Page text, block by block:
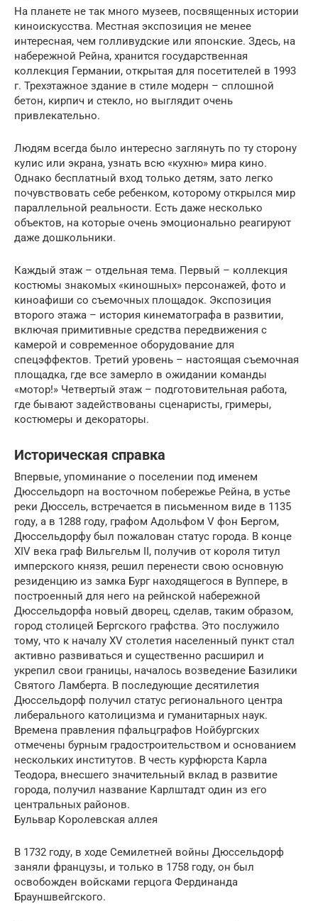
На планете не так много музеев, посвященных истории
киноискусства. Местная экспозиция не менее
интересная, чем голливудские или японские. Здесь, на
набережной Рейна, хранится государственная
коллекция Германии, открытая для посетителей в 1993
г. Трехэтажное здание в стиле модерн – сплошной
бетон, кирпич и стекло, но выглядит очень
привлекательно.
Людям всегда было интересно заглянуть по ту сторону
кулис или экрана, узнать всю «кухню» мира кино.
Однако бесплатный вход только детям, зато легко
почувствовать себе ребенком, которому открылся мир
параллельной реальности. Есть даже несколько
объектов, на которые очень эмоционально реагируют
даже дошкольники.
Каждый этаж – отдельная тема. Первый – коллекция
костюмы знакомых «киношных» персонажей, фото и
киноафиши со съемочных площадок. Экспозиция
второго этажа – история кинематографа в развитии,
включая примитивные средства передвижения с
камерой и современное оборудование для
спецэффектов. Третий уровень – настоящая съемочная
площадка, где все замерло в ожидании команды
«мотор!» Четвертый этаж – подготовительная работа,
где бывают задействованы сценаристы, гримеры,
костюмеры и декораторы.
Историческая справка
Впервые, упоминание о поселении под именем
Дюссельдорп на восточном побережье Рейна, в устье
реки Дюссель, встречается в письменном виде в 1135
году, а в 1288 году, графом Адольфом V фон Бергом,
Дюссельдорфу был пожалован статус города. В конце
XIV века граф Вильгельм II, получив от короля титул
имперского князя, решил перенести свою основную
резиденцию из замка Бург находящегося в Вуппере, в
построенный для него на рейнской набережной
Дюссельдорфа новый дворец, сделав, таким образом,
город столицей Бергского графства. Это послужило
тому, что к началу XV столетия населенный пункт стал
активно развиваться и существенно расширил и
укрепил свои границы, началось возведение Базилики
Святого Ламберта. В последующие десятилетия
Дюссельдорф получил статус регионального центра
либерального католицизма и гуманитарных наук.
Времена правления пфальцграфов Нойбургских
отмечены бурным градостроительством и основанием
нескольких институтов. В честь курфюрста Карла
Теодора, внесшего значительный вклад в развитие
города, получил название Карлштадт один из его
центральных районов.
Бульвар Королевская аллея
В 1732 году, в ходе Семилетней войны Дюссельдорф
заняли французы, и только в 1758 году, он был
освобожден войсками герцога Фердинанда
Брауншвейгского.